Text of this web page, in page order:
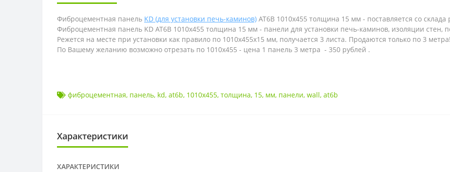
Фиброцементная панель KD (для установки печь-каминов) AT6B 1010х455 толщина 15 мм - поставляется со склада
Фиброцементная панель KD AT6B 1010х455 толщина 15 мм - панели для установки печь-каминов, изоляции стен,
Режется на месте при установки как правило по 1010х455х15 мм, получается 3 листа. Продаются только по 3 метра!
По Вашему желанию возможно отрезать по 1010х455 - цена 1 панель 3 метра - 350 рублей .
фиброцементная, панель, kd, at6b, 1010х455, толщина, 15, мм, панели, wall, at6b
Характеристики
ХАРАКТЕРИСТИКИ